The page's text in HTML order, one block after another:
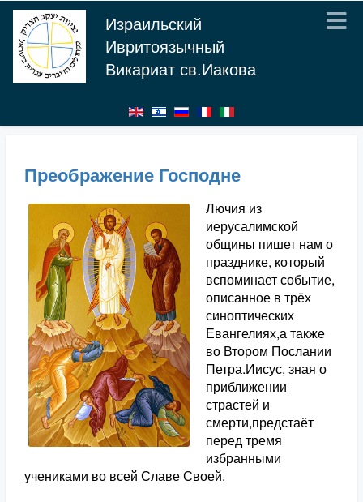
Израильский
Ивритоязычный
Викариат св.Иакова
Преображение Господне
Лючия из
иерусалимской
общины пишет нам о
празднике, который
вспоминает событие,
описанное в трёх
синоптических
Евангелиях,а также
во Втором Послании
Петра.Иисус, зная о
приближении
страстей и
смерти,предстаёт
перед тремя
избранными
учениками во всей Славе Своей.